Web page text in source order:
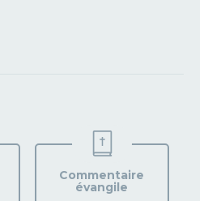
PAROISSE
Commentaire
évangile